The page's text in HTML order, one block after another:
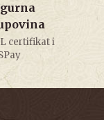
certifikat i